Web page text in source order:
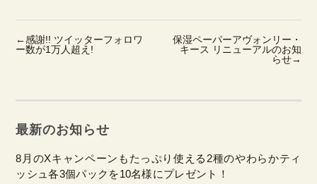
←感謝!! ツイッターフォロワ
ー数が1万人超え!
保湿ペーパーアヴォンリー・
キース リニューアルのお知
らせ→
最新のお知らせ
8月のXキャンペーンもたっぷり使える2種のやわらかティ
ッシュ各3個パックを10名様にプレゼント！